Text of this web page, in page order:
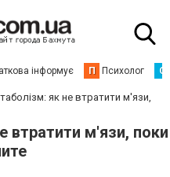
інформує П Психолог С
як не втратити м'язи,
втратити м'язи, поки